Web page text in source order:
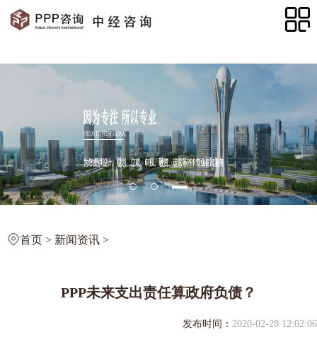
首页 > 新闻资讯 >
PPP未来支出责任算政府负债？
发布时间： 2020-02-28 12:02:06